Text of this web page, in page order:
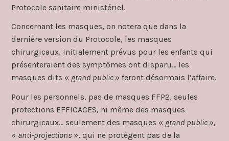
Protocole sanitaire ministériel.
Concernant les masques, on notera que dans la
dernière version du Protocole, les masques
chirurgicaux, initialement prévus pour les enfants qui
présenteraient des symptômes ont disparu… les
masques dits « grand public » feront désormais l’affaire.
Pour les personnels, pas de masques FFP2, seules
protections EFFICACES, ni même des masques
chirurgicaux… seulement des masques « grand public »,
« anti-projections », qui ne protègent pas de la